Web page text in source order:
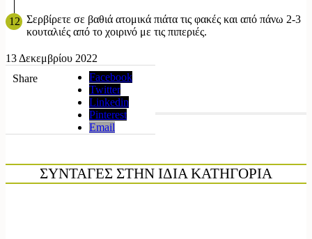
Σερβίρετε σε βαθιά ατομικά πιάτα τις φακές και από πάνω 2-3
κουταλιές από το χοιρινό με τις πιπεριές.
13 Δεκεμβρίου 2022
Share
Facebook
Twitter
Linkedin
Pinterest
Email
ΣΥΝΤΑΓΕΣ ΣΤΗΝ ΙΔΙΑ ΚΑΤΗΓΟΡΙΑ